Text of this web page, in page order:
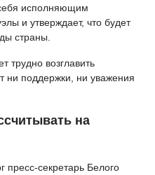
исполняющим
и утверждает, что будет
страны.
трудно возглавить
ни поддержки, ни уважения
на
пресс-секретарь Белого